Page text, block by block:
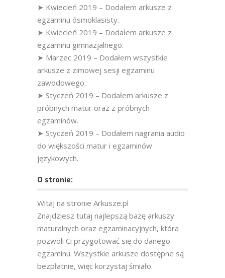
➤ Kwiecień 2019 – Dodałem arkusze z
egzaminu ósmoklasisty.
➤ Kwiecień 2019 – Dodałem arkusze z
egzaminu gimnazjalnego.
➤ Marzec 2019 – Dodałem wszystkie
arkusze z zimowej sesji egzaminu
zawodowego.
➤ Styczeń 2019 – Dodałem arkusze z
próbnych matur oraz z próbnych
egzaminów.
➤ Styczeń 2019 – Dodałem nagrania audio
do większości matur i egzaminów
językowych.
O stronie:
Witaj na stronie Arkusze.pl
Znajdziesz tutaj najlepszą bazę arkuszy
maturalnych oraz egzaminacyjnych, która
pozwoli Ci przygotować się do danego
egzaminu. Wszystkie arkusze dostępne są
bezpłatnie, więc korzystaj śmiało.